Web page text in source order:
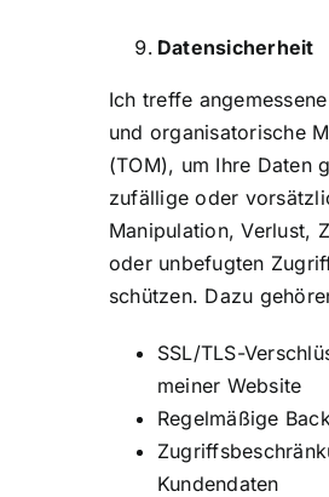
Datensicherheit
Ich treffe
und organisatorische
(TOM), um Ihre Daten
zufällige oder
Manipulation, Verlust,
oder unbefugten
schützen. Dazu
SSL/TLS-
meiner Website
Regelmäßige
Kundendaten